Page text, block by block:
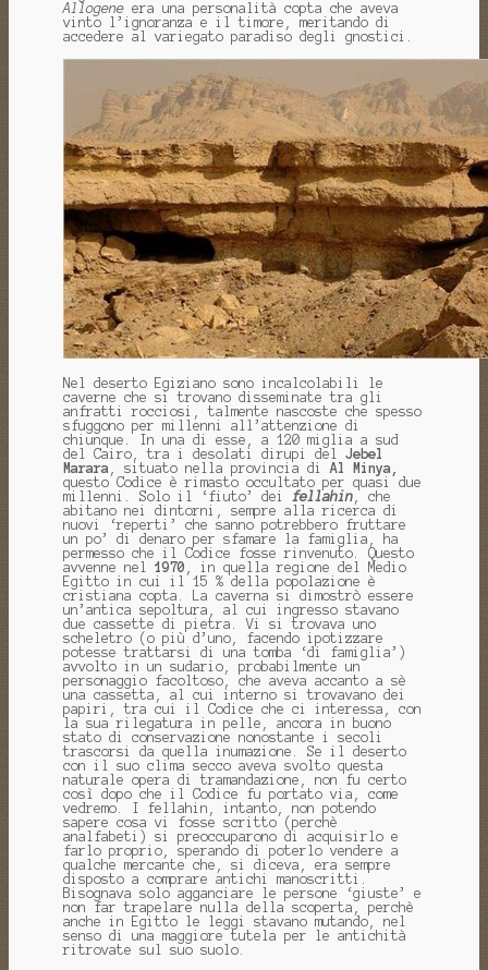
Allogeneera una personalità copta che aveva
vinto l’ignoranza e il timore, meritando di
accedere al variegato paradiso degli gnostici.
Nel deserto Egiziano sono incalcolabili le
caverne che si trovano disseminate tra gli
anfratti rocciosi, talmente nascoste che spesso
sfuggono per millenni all’attenzione di
chiunque. In una di esse, a 120 miglia a sud
del Cairo, tra i desolati dirupi del Jebel
Marara , situato nella provincia di Al Minya,
questo Codice è rimasto occultato per quasi due
millenni. Solo il ‘fiuto’ dei
fellahin, che
abitano nei dintorni, sempre alla ricerca di
nuovi ‘reperti’ che sanno potrebbero fruttare
un po’ di denaro per sfamare la famiglia, ha
permesso che il Codice fosse rinvenuto. Questo
avvenne nel 1970 , in quella regione del Medio
Egitto in cui il 15 % della popolazione è
cristiana copta. La caverna si dimostrò essere
un’antica sepoltura, al cui ingresso stavano
due cassette di pietra. Vi si trovava uno
scheletro (o più d’uno, facendo ipotizzare
potesse trattarsi di una tomba ‘di famiglia’)
avvolto in un sudario, probabilmente un
personaggio facoltoso, che aveva accanto a sè
una cassetta, al cui interno si trovavano dei
papiri, tra cui il Codice che ci interessa, con
la sua rilegatura in pelle, ancora in buono
stato di conservazione nonostante i secoli
trascorsi da quella inumazione. Se il deserto
con il suo clima secco aveva svolto questa
naturale opera di tramandazione, non fu certo
così dopo che il Codice fu portato via, come
vedremo. I fellahin, intanto, non potendo
sapere cosa vi fosse scritto (perchè
analfabeti) si preoccuparono di acquisirlo e
farlo proprio, sperando di poterlo vendere a
qualche mercante che, si diceva, era sempre
disposto a comprare antichi manoscritti.
Bisognava solo agganciare le persone ‘giuste’ e
non far trapelare nulla della scoperta, perchè
anche in Egitto le leggi stavano mutando, nel
senso di una maggiore tutela per le antichità
ritrovate sul suo suolo.